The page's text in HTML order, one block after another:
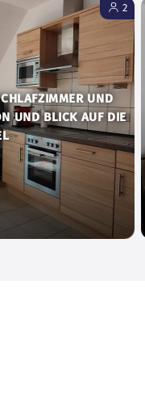
UND
UND BLICK AUF DIE
2